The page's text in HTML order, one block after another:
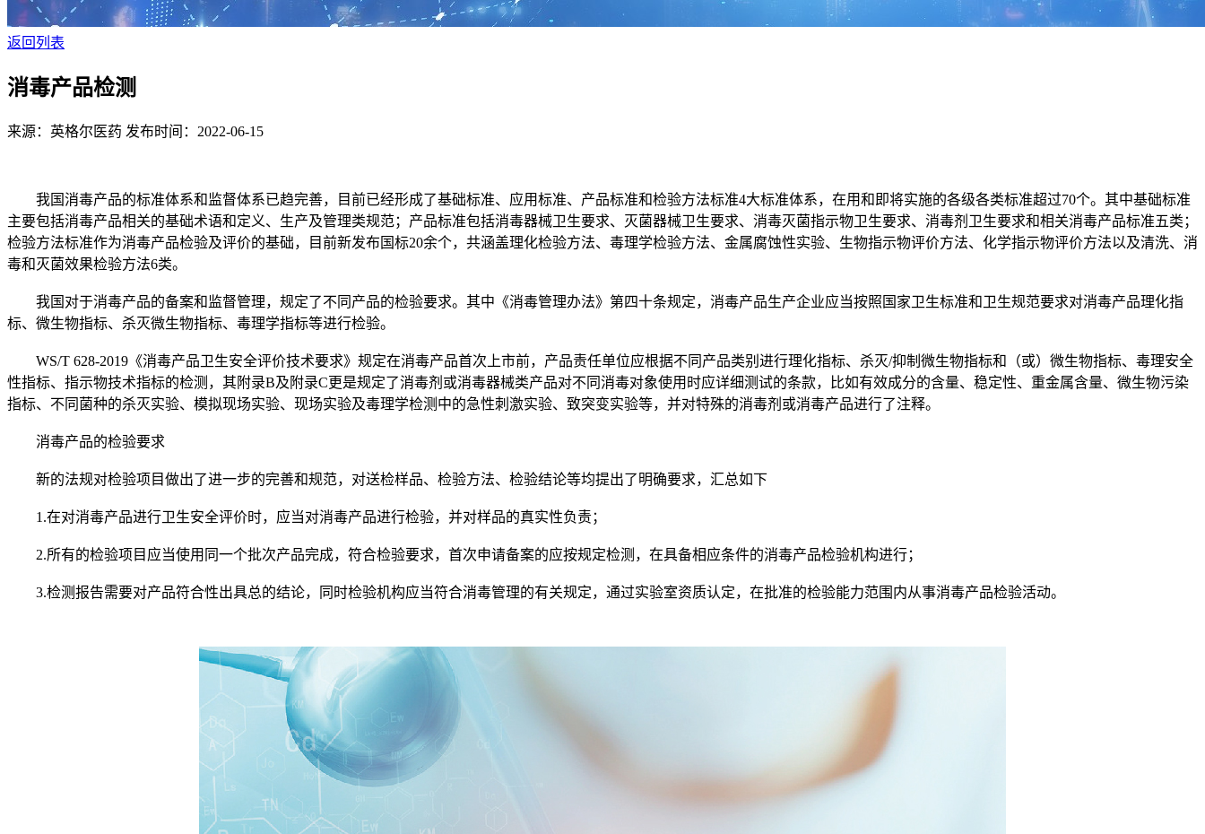
返回列表
消毒产品检测
来源：英格尔医药 发布时间：2022-06-15
我国消毒产品的标准体系和监督体系已趋完善，目前已经形成了基础标准、应用标准、产品标准和检验方法标准4大标准体系，在用和即将实施的各级各类标准超过70个。其中基础标准
主要包括消毒产品相关的基础术语和定义、生产及管理类规范；产品标准包括消毒器械卫生要求、灭菌器械卫生要求、消毒灭菌指示物卫生要求、消毒剂卫生要求和相关消毒产品标准五类；
检验方法标准作为消毒产品检验及评价的基础，目前新发布国标20余个，共涵盖理化检验方法、毒理学检验方法、金属腐蚀性实验、生物指示物评价方法、化学指示物评价方法以及清洗、消
毒和灭菌效果检验方法6类。
我国对于消毒产品的备案和监督管理，规定了不同产品的检验要求。其中《消毒管理办法》第四十条规定，消毒产品生产企业应当按照国家卫生标准和卫生规范要求对消毒产品理化指
标、微生物指标、杀灭微生物指标、毒理学指标等进行检验。
WS/T 628-2019《消毒产品卫生安全评价技术要求》规定在消毒产品首次上市前，产品责任单位应根据不同产品类别进行理化指标、杀灭/抑制微生物指标和（或）微生物指标、毒理安全
性指标、指示物技术指标的检测，其附录B及附录C更是规定了消毒剂或消毒器械类产品对不同消毒对象使用时应详细测试的条款，比如有效成分的含量、稳定性、重金属含量、微生物污染
指标、不同菌种的杀灭实验、模拟现场实验、现场实验及毒理学检测中的急性刺激实验、致突变实验等，并对特殊的消毒剂或消毒产品进行了注释。
消毒产品的检验要求
新的法规对检验项目做出了进一步的完善和规范，对送检样品、检验方法、检验结论等均提出了明确要求，汇总如下
1.在对消毒产品进行卫生安全评价时，应当对消毒产品进行检验，并对样品的真实性负责；
2.所有的检验项目应当使用同一个批次产品完成，符合检验要求，首次申请备案的应按规定检测，在具备相应条件的消毒产品检验机构进行；
3.检测报告需要对产品符合性出具总的结论，同时检验机构应当符合消毒管理的有关规定，通过实验室资质认定，在批准的检验能力范围内从事消毒产品检验活动。